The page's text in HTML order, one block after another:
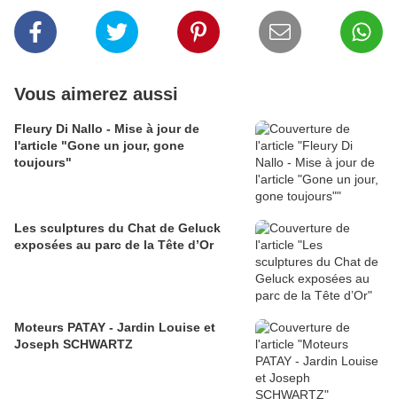
Vous aimerez aussi
Fleury Di Nallo - Mise à jour de
l'article "Gone un jour, gone
toujours"
Les sculptures du Chat de Geluck
exposées au parc de la Tête d’Or
Moteurs PATAY - Jardin Louise et
Joseph SCHWARTZ